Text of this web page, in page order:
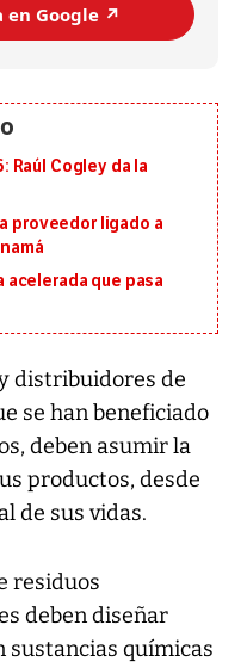
en Google ↗️
Raúl Cogley da la
proveedor ligado a
acelerada que pasa
distribuidores de
se han beneficiado
deben asumir la
productos, desde
de sus vidas.
residuos
deben diseñar
sustancias químicas